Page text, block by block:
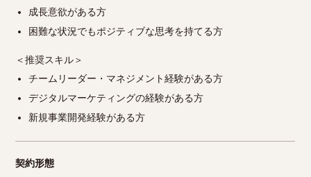
成長意欲がある方
困難な状況でもポジティブな思考を持てる方
＜推奨スキル＞
チームリーダー・マネジメント経験がある方
デジタルマーケティングの経験がある方
新規事業開発経験がある方
契約形態